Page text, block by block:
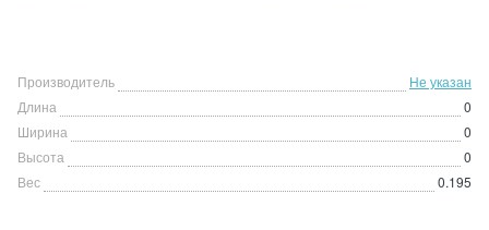
Производитель
Не указан
Длина
0
Ширина
0
Высота
0
Вес
0.195